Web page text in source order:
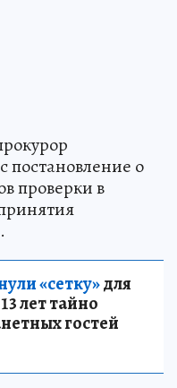
постановление о
проверки в
«сетку»для
лет тайно
гостей